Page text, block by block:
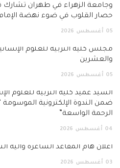
وجامعة الزهراء في طهران تشارك
حصار القلوب في ضوء نهضة
05 أغسطس 2026
مجلس كلية التربية للعلوم
والعشرين
05 أغسطس 2026
السيد عميد كلية التربية للعلوم
ضمن الندوة الإلكترونية
الرحمة الواسعة”
04 أغسطس 2026
اعلان هام المقاعد الشاغرة وآلية
03 أغسطس 2026